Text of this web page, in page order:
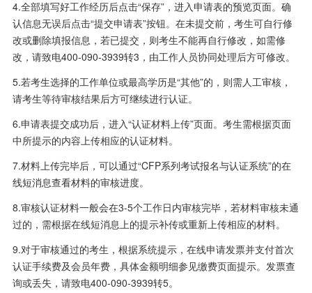
4.全部填写好工作经历后点击“保存”，进入申请表的预览页面。确
认信息无误后点击“提交申请表”按钮。在未提交前，考生可自行修
改或删除填报信息，若已提交，则考生不能再自行修改，如需修
改，请致电400-090-3939转3，由工作人员协同处理后方可修改。
5.若考生选择的工作单位或最高学历是“其他”的，则需人工审核，
请考生等待审核结果后方可继续进行认证。
6.申请表提交成功后，进入“认证材料上传”页面。考生需根据页面
中所提示的内容上传相应的认证材料。
7.材料上传完毕后，可以通过“CFP系列考试报名与认证系统”的在
线短消息查看材料的审核进度。
8.审核认证材料一般会在3-5个工作日内审核完毕，若材料审核未通
过的，需根据在线短消息上的提示补传或重新上传相应的材料。
9.对于审核通过的考生，根据系统提示，在线申请发票并支付首次
认证手续费及会员年费，具体金额明细参见缴费页面提示。发票查
询或丢失，请致电400-090-3939转5。